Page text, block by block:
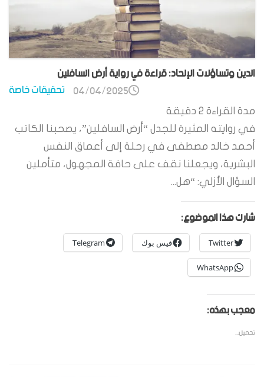
الدين وتساؤلات الإلحاد: قراءة في رواية أرض السافلين
تحقيقات خاصة 04/04/2025
مدة القراءة 2 دقيقة
في روايته المثيرة للجدل “أرض السافلين”، يصحبنا الكاتب
أحمد خالد مصطفى في رحلة إلى أعماق النفس
البشرية، ويجعلنا نقف على حافة المجهول، متأملين
السؤال الأزلي: “هل...
شارك هذا الموضوع:
Twitter فيس بوك Telegram
WhatsApp
معجب بهذه:
تحميل...